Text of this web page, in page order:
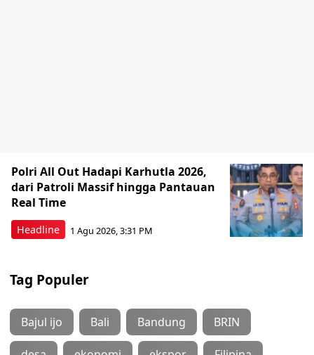
Headline
Polri All Out Hadapi Karhutla 2026,
dari Patroli Massif hingga Pantauan
Real Time
1 Agu 2026, 3:31 PM
Tag Populer
Bajul ijo Bali Bandung BRIN